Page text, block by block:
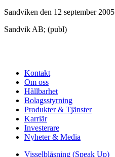
Sandviken den 12 september 2005
Sandvik AB; (publ)
Kontakt
Om oss
Hållbarhet
Bolagsstyrning
Produkter & Tjänster
Karriär
Investerare
Nyheter & Media
Visselblåsning (Speak Up)